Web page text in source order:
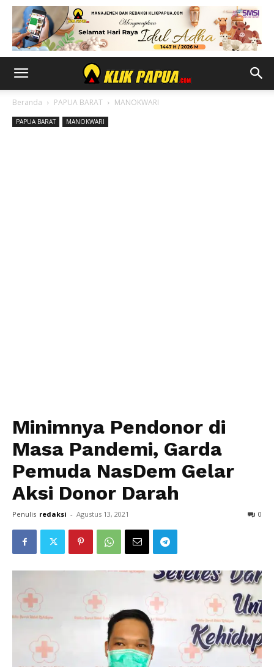
Beranda PAPUA BARAT MANOKWARI
PAPUA BARAT MANOKWARI
Minimnya Pendonor di
Masa Pandemi, Garda
Pemuda NasDem Gelar
Aksi Donor Darah
Penulis redaksi - Agustus 13, 2021 0